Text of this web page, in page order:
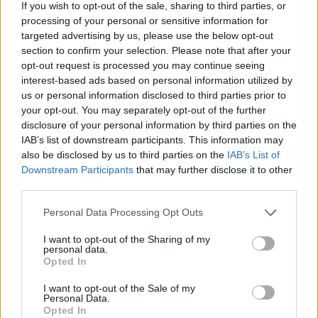
If you wish to opt-out of the sale, sharing to third parties, or
processing of your personal or sensitive information for
targeted advertising by us, please use the below opt-out
section to confirm your selection. Please note that after your
opt-out request is processed you may continue seeing
interest-based ads based on personal information utilized by
us or personal information disclosed to third parties prior to
your opt-out. You may separately opt-out of the further
disclosure of your personal information by third parties on the
IAB’s list of downstream participants. This information may
also be disclosed by us to third parties on the IAB’s List of
Downstream Participants that may further disclose it to other
Personal Data Processing Opt Outs
I want to opt-out of the Sharing of my
personal data.
Opted In
I want to opt-out of the Sale of my
Personal Data.
Opted In
Ατρόμητος και Novibet
ανανεώνουν τη συνεργασία τους
μέχρι το 2028
07/08/26 |15:48
Βραβευμένα κρασιά με την
υπογραφή της Lidl Ελλάς
07/08/26|15:29
και ισχυρό ανεκτέλεστο
07/08/26|12:09